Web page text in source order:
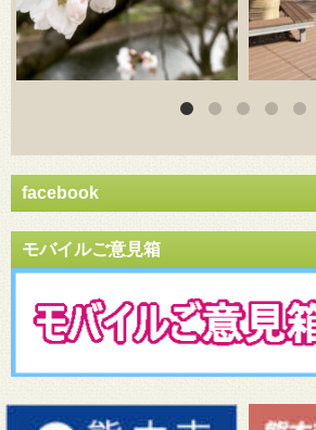
facebook
モバイルご意見箱